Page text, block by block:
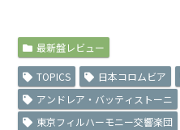
最新盤レビュー
TOPICS 日本コロムビア
アンドレア・バッティストーニ
東京フィルハーモニー交響楽団